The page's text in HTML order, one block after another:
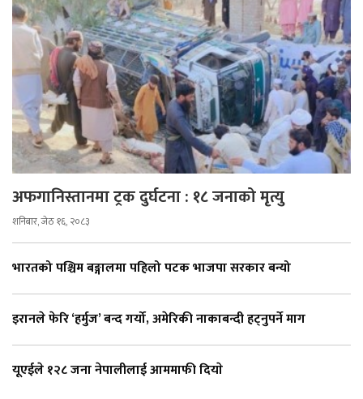
अफगानिस्तानमा ट्रक दुर्घटना : १८ जनाको मृत्यु
शनिबार, जेठ १६, २०८३
भारतको पश्चिम बङ्गालमा पहिलो पटक भाजपा सरकार बन्यो
इरानले फेरि ‘हर्मुज’ बन्द गर्यो, अमेरिकी नाकाबन्दी हट्नुपर्ने माग
यूएईले १२८ जना नेपालीलाई आममाफी दियाे